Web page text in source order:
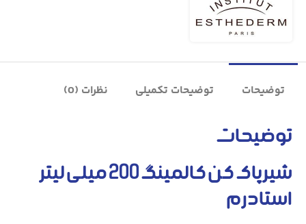
توضیحات توضیحات تکمیلی نظرات (0)
توضیحات
شیرپاک کن کالمینگ 200 میلی لیتر
استادرم